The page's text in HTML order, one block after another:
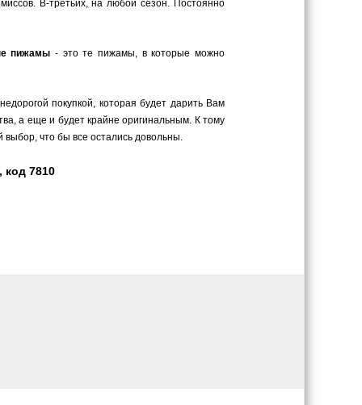
В-третьих, на любой сезон. Постоянно
пижамы - это те пижамы, в которые можно
покупкой, которая будет дарить Вам
а еще и будет крайне оригинальным. К тому
что бы все остались довольны.
код 7810